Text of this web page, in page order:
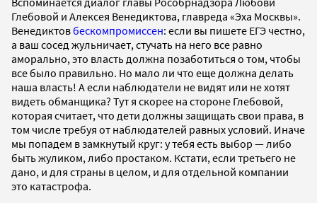
Глебовой и Алексея Венедиктова, главреда «Эха Москвы».
Венедиктовбескомпромиссен: если вы пишете ЕГЭ честно,
а ваш сосед жульничает, стучать на него все равно
аморально, это власть должна позаботиться о том, чтобы
все было правильно. Но мало ли что еще должна делать
наша власть! А если наблюдатели не видят или не хотят
видеть обманщика? Тут я скорее на стороне Глебовой,
которая считает, что дети должны защищать свои права, в
том числе требуя от наблюдателей равных условий. Иначе
мы попадем в замкнутый круг: у тебя есть выбор — либо
быть жуликом, либо простаком. Кстати, если третьего не
дано, и для страны в целом, и для отдельной компании
это катастрофа.